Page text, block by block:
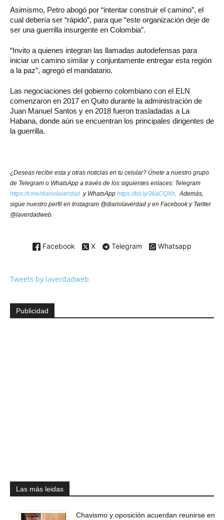
Asimismo, Petro abogó por “intentar construir el camino”, el
cual debería ser “rápido”, para que “este organización deje de
ser una guerrilla insurgente en Colombia”.
“Invito a quienes integran las llamadas autodefensas para
iniciar un camino similar y conjuntamente entregar esta región
a la paz”, agregó el mandatario.
Las negociaciones del gobierno colombiano con el ELN
comenzaron en 2017 en Quito durante la administración de
Juan Manuel Santos y en 2018 fueron trasladadas a La
Habana, donde aún se encuentran los principales dirigentes de
la guerrilla.
¿Deseas recibir esta y otras noticias en tu celular? Únete a nuestro grupo
de Telegram o WhatsApp a través de los siguientes enlaces: Telegram
https://t.me/diariolaverdad y WhatsApp https://bit.ly/3kaCQXh. Además,
sigue nuestro perfil en Instagram @diariolaverdad y en Facebook y Twitter
@laverdadweb.
Facebook X Telegram Whatsapp
Tweets by laverdadweb
Publicidad
Las más leidas
Chavismo y oposición acuerdan reunirse en